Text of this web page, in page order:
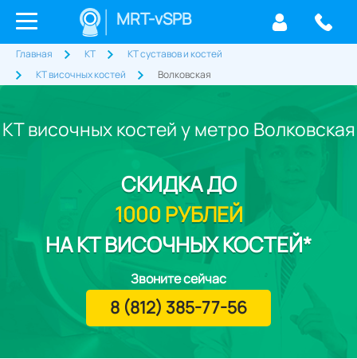
MRT-vSPB
Главная КТ
КТ суставов и костей
КТ височных костей
Волковская
КТ височных костей у метро Волковская
СКИДКАДО
1000 РУБЛЕЙ
НА КТ ВИСОЧНЫХ КОСТЕЙ*
Звоните сейчас
8 (812) 385-77-56